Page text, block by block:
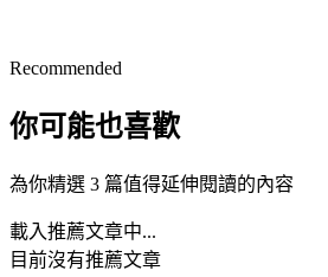
Recommended
你可能也喜歡
為你精選 3 篇值得延伸閱讀的內容
載入推薦文章中...
目前沒有推薦文章